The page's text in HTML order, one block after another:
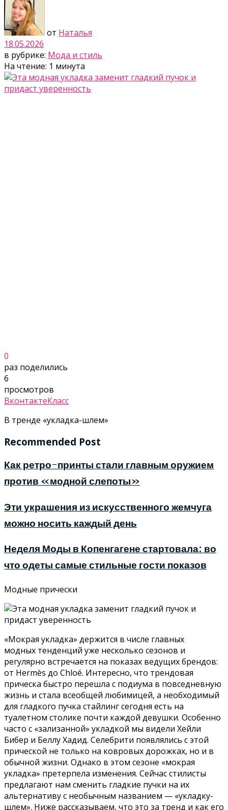
от Наталья
18.05.2026
в рубрике: Мода и стиль
На чтение: 1 минута
0
раз поделились
6
просмотров
ВконтактеКласс
В тренде «укладка-шлем»
Recommended Post
Как ретро-принты стали главным оружием
против «модной слепоты»
Эти украшения из искусственного жемчуга
можно носить каждый день
Неделя Моды в Копенгагене стартовала: во
что одеты самые стильные гости показов
Модные прически
«Мокрая укладка» держится в числе главных
модных тенденций уже несколько сезонов и
регулярно встречается на показах ведущих брендов:
от Hermès до Chloé. Интересно, что трендовая
прическа быстро перешла с подиума в повседневную
жизнь и стала всеобщей любимицей, а необходимый
для гладкого пучка стайлинг сегодня есть на
туалетном столике почти каждой девушки. Особенно
часто с «зализанной» укладкой мы видели Хейли
Бибер и Беллу Хадид. Селебрити появлялись с этой
прической не только на ковровых дорожках, но и в
обычной жизни. Однако в этом сезоне «мокрая
укладка» претерпела изменения. Сейчас стилисты
предлагают нам сменить гладкие пучки на их
альтернативу с необычным названием — «укладку-
шлем». Ниже рассказываем, что это за тренд и как его